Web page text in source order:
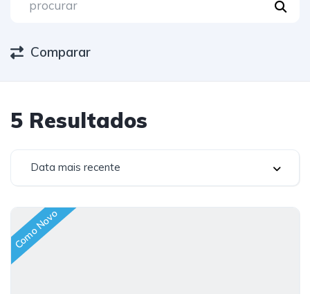
Comparar
5 Resultados
Data mais recente
Como Novo